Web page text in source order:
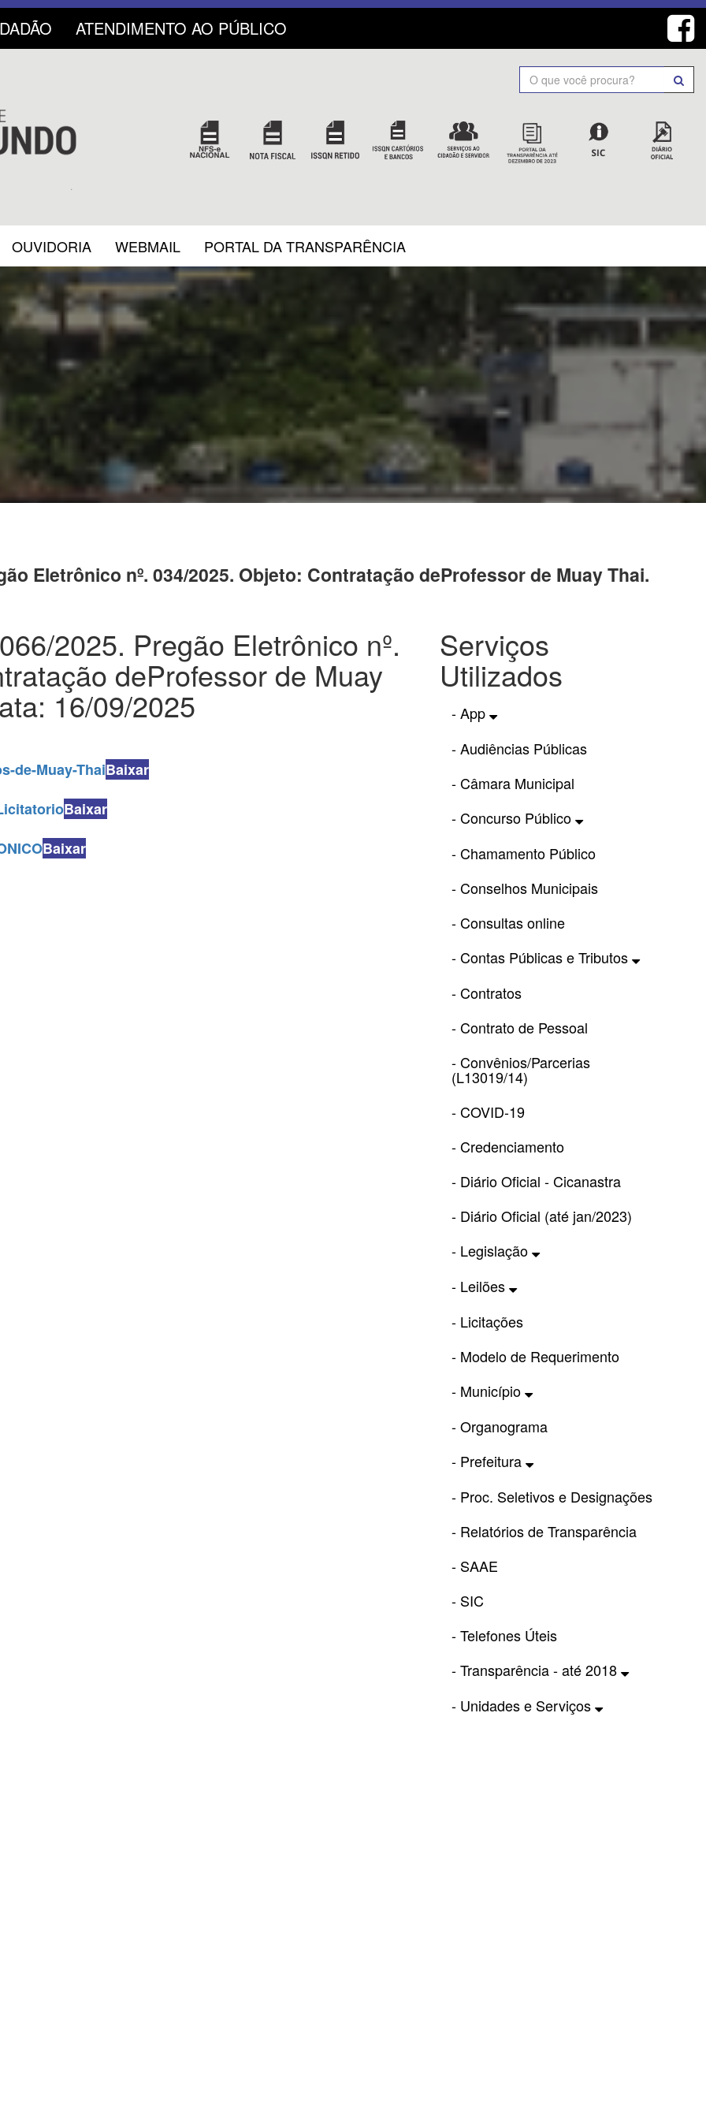
ATENDIMENTO AO PÚBLICO
Search
OUVIDORIA WEBMAIL PORTAL DA TRANSPARÊNCIA
Eletrônico nº. 034/2025. Objeto: Contratação deProfessor de Muay Thai.
2025. Pregão Eletrônico nº.
deProfessor de Muay
16/09/2025
de-Muay-ThaiBaixar
Baixar
Baixar
Serviços
Utilizados
- App
- Audiências Públicas
- Câmara Municipal
- Concurso Público
- Chamamento Público
- Conselhos Municipais
- Consultas online
- Contas Públicas e Tributos
- Contratos
- Contrato de Pessoal
- Convênios/Parcerias
(L13019/14)
- COVID-19
- Credenciamento
- Diário Oficial - Cicanastra
- Diário Oficial (até jan/2023)
- Legislação
- Leilões
- Licitações
- Modelo de Requerimento
- Município
- Organograma
- Prefeitura
- Proc. Seletivos e Designações
- Relatórios de Transparência
- SAAE
- SIC
- Telefones Úteis
- Transparência - até 2018
- Unidades e Serviços